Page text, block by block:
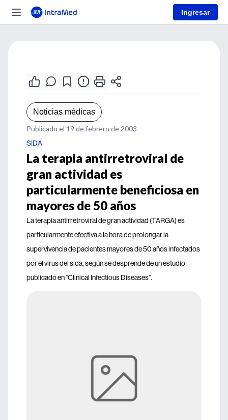
Ingresar
Noticias médicas
Publicado el 19 de febrero de 2003
SIDA
La terapia antirretroviral de
gran actividad es
particularmente beneficiosa en
mayores de 50 años
La terapia antirretroviral de gran actividad (TARGA) es
particularmente efectiva a la hora de prolongar la
supervivencia de pacientes mayores de 50 años infectados
por el virus del sida, según se desprende de un estudio
publicado en "Clinical Infectious Diseases".